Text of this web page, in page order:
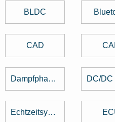
BLDC
CAD
Dampfphasenlöten
Echtzeitsystem